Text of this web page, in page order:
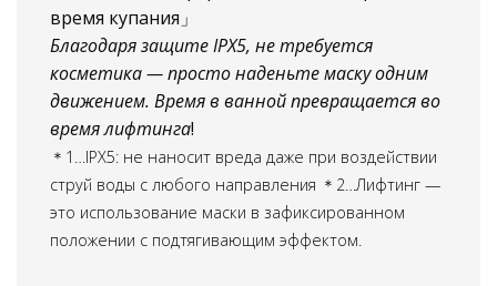
время купания」
Благодаря защите IPX5, не требуется
косметика — просто наденьте маску одним
движением. Время в ванной превращается во
время лифтинга!
＊1…IPX5: не наносит вреда даже при воздействии
струй воды с любого направления ＊2…Лифтинг —
это использование маски в зафиксированном
положении с подтягивающим эффектом.